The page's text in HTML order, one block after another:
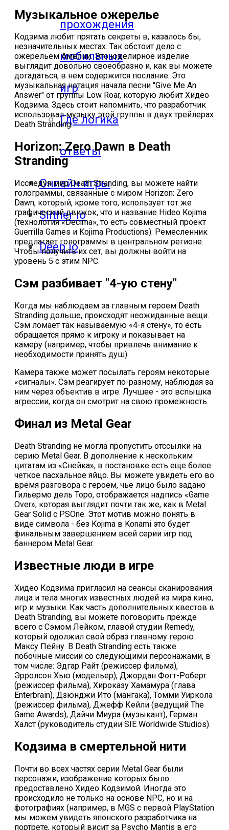
прохождения
мобильных
игр
Где логика
ответы
Онлайн игры
Slither io
Deep io
Музыкальное ожерелье
Кодзима любит прятать секреты в, казалось бы,
незначительных местах. Так обстоит дело с
ожерельем Амелии. Это ювелирное изделие
выглядит довольно своеобразно и, как вы можете
догадаться, в нем содержится послание. Это
музыкальная нотация начала песни "Give Me An
Answer" от группы Low Roar, которую любит Хидео
Кодзима. Здесь стоит напомнить, что разработчик
использовал музыку этой группы в двух трейлерах
Death Stranding.
Horizon: Zero Dawn в Death
Stranding
Исследуя мир Death Stranding, вы можете найти
голограммы, связанные с миром Horizon: Zero
Dawn, который, кроме того, использует тот же
графический движок, что и название Hideo Kojima
(технология «Decima», то есть совместный проект
Guerrilla Games и Kojima Productions). Ремесленник
предлагает голограммы в центральном регионе.
Чтобы получить их сет, вы должны войти на
уровень 5 с этим NPC.
Сэм разбивает "4-ую стену"
Когда мы наблюдаем за главным героем Death
Stranding дольше, происходят неожиданные вещи.
Сэм ломает так называемую «4-я стену», то есть
обращается прямо к игроку и показывает на
камеру (например, чтобы привлечь внимание к
необходимости принять душ).
Камера также может посылать героям некоторые
«сигналы». Сэм реагирует по-разному, наблюдая за
ним через объектив в игре. Лучшее - это вспышка
агрессии, когда он смотрит на свою промежность.
Финал из Metal Gear
Death Stranding не могла пропустить отссылки на
серию Metal Gear. В дополнение к нескольким
цитатам из «Снейка», в постановке есть еще более
четкое пасхальное яйцо. Вы можете увидеть его во
время разговора с героем, чье лицо было задано
Гильермо дель Торо, отображается надпись «Game
Over», которая выглядит почти так же, как в Metal
Gear Solid с PSOne. Этот мотив можно понять в
виде символа - без Kojima в Konami это будет
финальным завершением всей серии игр под
баннером Metal Gear.
Известные люди в игре
Хидео Кодзима пригласил на сеансы сканирования
лица и тела многих известных людей из мира кино,
игр и музыки. Как часть дополнительных квестов в
Death Stranding, вы можете поговорить прежде
всего с Сэмом Лейком, главой студии Remedy,
который одолжил свой образ главному герою
Максу Пейну. В Death Stranding есть также
побочные миссии со следующими персонажами, в
том числе: Эдгар Райт (режиссер фильма),
Эрролсон Хью (модельер), Джордан Фогт-Роберт
(режиссер фильма), Хироказу Хамамура (глава
Enterbrain), Дзюнджи Ито (мангака), Томми Уиркола
(режиссер фильма), Джефф Кейли (ведущий The
Game Awards), Дайчи Миура (музыкант), Герман
Халст (руководитель студии SIE Worldwide Studios).
Кодзима в смертельной нити
Почти во всех частях серии Metal Gear были
персонажи, изображение которых было
предоставлено Хидео Кодзимой. Иногда это
происходило не только на основе NPC, но и на
фотографиях (например, в MGS с первой PlayStation
мы можем увидеть японского разработчика на
портрете, который висит за Psycho Mantis в его